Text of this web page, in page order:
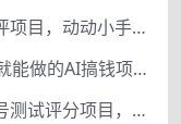
《188个赚钱项目-183》有驾车评项目，动动小手，复制粘贴赚44元！
上架2小时收入630+，只要有手就能做的AI搞钱项目，奶奶看完都能学会!
《188个赚钱项目-180》手机尾号测试评分项目，短视频直播日赚200+